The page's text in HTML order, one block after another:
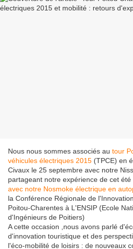
Nous nous sommes associés au tour
véhicules électriques 2015 (TPCE) en
Civaux le 25 septembre avec notre
partageant notre expérience de cet
avec notre Nosmoke​ électrique en
la Conférence Régionale de
Poitou-Charentes à L'ENSIP (Ecole
d'Ingénieurs de Poitiers)
A cette occasion ,nous avons parlé
d'innovation touristique et des
l'éco-mobilité de loisirs : de nouveaux